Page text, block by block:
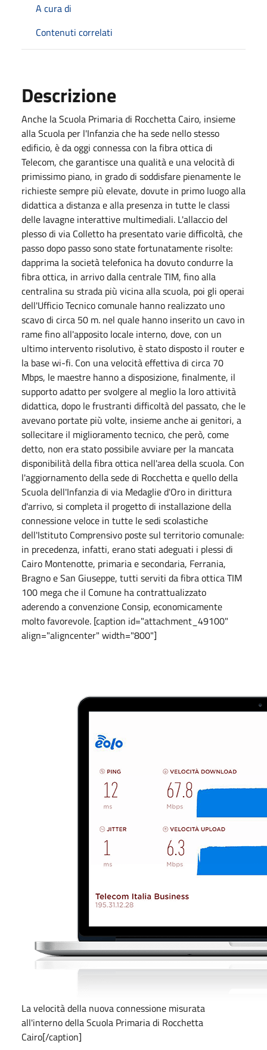
A cura di
Contenuti correlati
Descrizione
Anche la Scuola Primaria di Rocchetta Cairo, insieme
alla Scuola per l'Infanzia che ha sede nello stesso
edificio, è da oggi connessa con la fibra ottica di
Telecom, che garantisce una qualità e una velocità di
primissimo piano, in grado di soddisfare pienamente le
richieste sempre più elevate, dovute in primo luogo alla
didattica a distanza e alla presenza in tutte le classi
delle lavagne interattive multimediali. L'allaccio del
plesso di via Colletto ha presentato varie difficoltà, che
passo dopo passo sono state fortunatamente risolte:
dapprima la società telefonica ha dovuto condurre la
fibra ottica, in arrivo dalla centrale TIM, fino alla
centralina su strada più vicina alla scuola, poi gli operai
dell'Ufficio Tecnico comunale hanno realizzato uno
scavo di circa 50 m. nel quale hanno inserito un cavo in
rame fino all'apposito locale interno, dove, con un
ultimo intervento risolutivo, è stato disposto il router e
la base wi-fi. Con una velocità effettiva di circa 70
Mbps, le maestre hanno a disposizione, finalmente, il
supporto adatto per svolgere al meglio la loro attività
didattica, dopo le frustranti difficoltà del passato, che le
avevano portate più volte, insieme anche ai genitori, a
sollecitare il miglioramento tecnico, che però, come
detto, non era stato possibile avviare per la mancata
disponibilità della fibra ottica nell'area della scuola. Con
l'aggiornamento della sede di Rocchetta e quello della
Scuola dell'Infanzia di via Medaglie d'Oro in dirittura
d'arrivo, si completa il progetto di installazione della
connessione veloce in tutte le sedi scolastiche
dell'Istituto Comprensivo poste sul territorio comunale:
in precedenza, infatti, erano stati adeguati i plessi di
Cairo Montenotte, primaria e secondaria, Ferrania,
Bragno e San Giuseppe, tutti serviti da fibra ottica TIM
100 mega che il Comune ha contrattualizzato
aderendo a convenzione Consip, economicamente
molto favorevole. [caption id="attachment_49100"
align="aligncenter" width="800"]
La velocità della nuova connessione misurata
all'interno della Scuola Primaria di Rocchetta
Cairo[/caption]